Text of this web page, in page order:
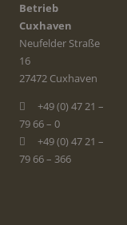
Betrieb
Cuxhaven
Neufelder Straße
16
27472 Cuxhaven
+49 (0) 47 21 –
79 66 – 0
+49 (0) 47 21 –
79 66 – 366